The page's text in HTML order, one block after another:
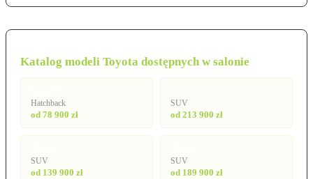
Katalog modeli Toyota dostępnych w salonie
Hatchback
od 78 900 zł
SUV
od 213 900 zł
SUV
od 139 900 zł
SUV
od 189 900 zł